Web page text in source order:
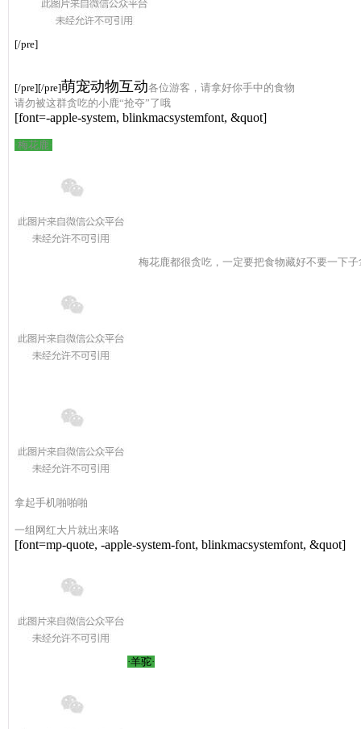
[/pre]
[/pre][/pre]萌宠动物互动各位游客，请拿好你手中的食物
请勿被这群贪吃的小鹿“抢夺”了哦
[font=-apple-system, blinkmacsystemfont, &quot]
·梅花鹿·
梅花鹿都很贪吃，一定要把食物藏好不要一下
拿起手机啪啪啪
一组网红大片就出来咯
[font=mp-quote, -apple-system-font, blinkmacsystemfont, &quot]
·羊驼·